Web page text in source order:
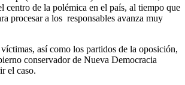
centro de la polémica en el país, al tiempo que
procesar a los responsables avanza muy
así como los partidos de la oposición,
conservador de Nueva Democracia
el caso.